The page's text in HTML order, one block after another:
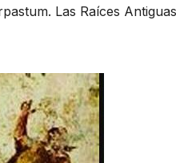
Las Raíces